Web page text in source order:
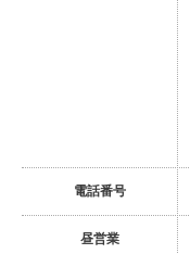
電話番号
昼営業